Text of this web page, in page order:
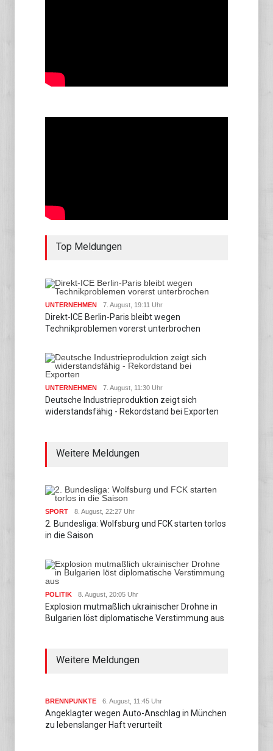
Top Meldungen
UNTERNEHMEN 7. August, 19:11 Uhr
Direkt-ICE Berlin-Paris bleibt wegen
Technikproblemen vorerst unterbrochen
UNTERNEHMEN 7. August, 11:30 Uhr
Deutsche Industrieproduktion zeigt sich
widerstandsfähig - Rekordstand bei Exporten
Weitere Meldungen
SPORT 8. August, 22:27 Uhr
2. Bundesliga: Wolfsburg und FCK starten torlos
in die Saison
POLITIK 8. August, 20:05 Uhr
Explosion mutmaßlich ukrainischer Drohne in
Bulgarien löst diplomatische Verstimmung aus
Weitere Meldungen
BRENNPUNKTE 6. August, 11:45 Uhr
Angeklagter wegen Auto-Anschlag in München
zu lebenslanger Haft verurteilt